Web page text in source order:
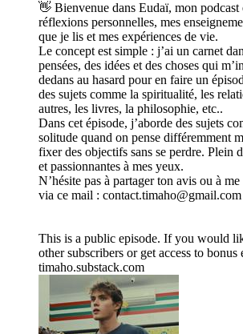
👋 Bienvenue dans Eudaï, mon podcast
réflexions personnelles, mes
que je lis et mes expériences de vie.
Le concept est simple : j’ai un carnet
pensées, des idées et des choses qui
dedans au hasard pour en faire un
des sujets comme la spiritualité, les
autres, les livres, la philosophie, etc..
Dans cet épisode, j’aborde des sujets
solitude quand on pense différemment
fixer des objectifs sans se perdre. Plein
et passionnantes à mes yeux.
N’hésite pas à partager ton avis ou à
via ce mail : contact.timaho@gmail.com
This is a public episode. If you would
other subscribers or get access to bonus
timaho.substack.com